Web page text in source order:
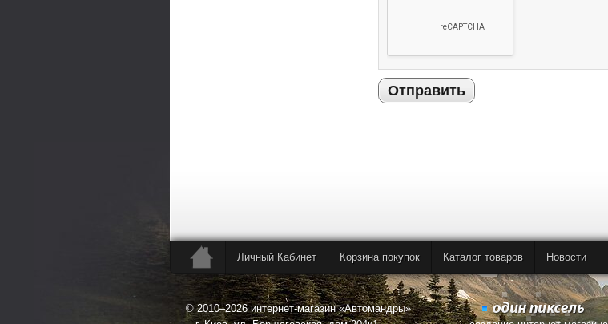
Отправить
Личный Кабинет Корзина покупок Каталог товаров Новости
© 2010–2026 интернет-магазин «Автомандры»